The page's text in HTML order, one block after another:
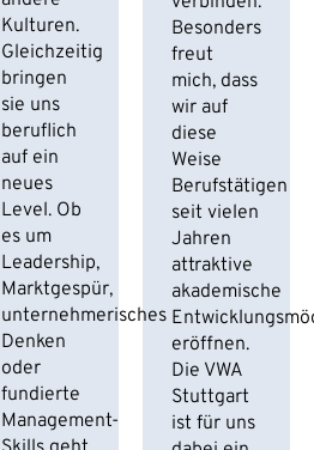
Besonders
freut
mich, dass
wir auf
diese
Weise
Berufstätigen
seit vielen
Jahren
attraktive
akademische
eröffnen.
Die VWA
Stuttgart
ist für uns
Kulturen.
Gleichzeitig
bringen
sie uns
beruflich
auf ein
neues
Level. Ob
es um
Leadership,
Marktgespür,
unternehmerisches
Denken
oder
fundierte
Management-